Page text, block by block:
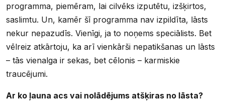
programma, piemēram, lai cilvēks izputētu, izšķirtos,
saslimtu. Un, kamēr šī programma nav izpildīta, lāsts
nekur nepazudīs. Vienīgi, ja to noņems speciālists. Bet
vēlreiz atkārtoju, ka arī vienkārši nepatikšanas un lāsts
– tās vienalga ir sekas, bet cēlonis – karmiskie
traucējumi.
Ar ko ļauna acs vai nolādējums atšķiras no lāsta?